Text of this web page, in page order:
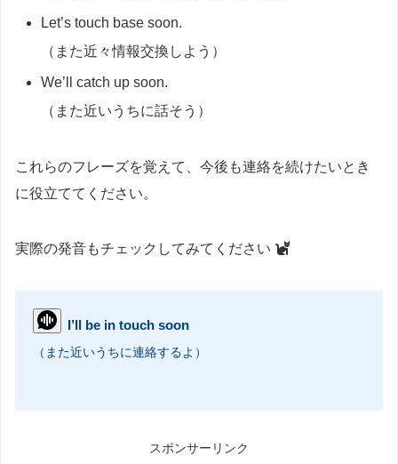
Let’s touch base soon.
（また近々情報交換しよう）
We’ll catch up soon.
（また近いうちに話そう）
これらのフレーズを覚えて、今後も連絡を続けたいとき
に役立ててください。
実際の発音もチェックしてみてください
I’ll be in touch soon
（また近いうちに連絡するよ）
スポンサーリンク